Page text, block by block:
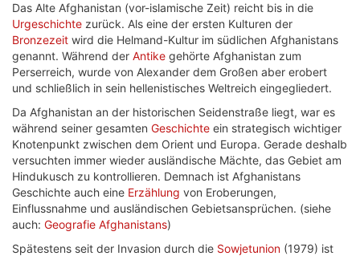
Das Alte Afghanistan (vor-islamische Zeit) reicht bis in die
Urgeschichte zurück. Als eine der ersten Kulturen der
Bronzezeit wird die Helmand-Kultur im südlichen Afghanistans
genannt. Während der Antike gehörte Afghanistan zum
Perserreich, wurde von Alexander dem Großen aber erobert
und schließlich in sein hellenistisches Weltreich eingegliedert.
Da Afghanistan an der historischen Seidenstraße liegt, war es
während seiner gesamten Geschichte ein strategisch wichtiger
Knotenpunkt zwischen dem Orient und Europa. Gerade deshalb
versuchten immer wieder ausländische Mächte, das Gebiet am
Hindukusch zu kontrollieren. Demnach ist Afghanistans
Geschichte auch eine Erzählung von Eroberungen,
Einflussnahme und ausländischen Gebietsansprüchen. (siehe
auch: Geografie Afghanistans)
Spätestens seit der Invasion durch die Sowjetunion (1979) ist